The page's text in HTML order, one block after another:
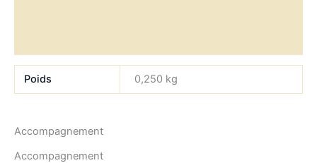
Poids 0,250 kg
Accompagnement
Accompagnement